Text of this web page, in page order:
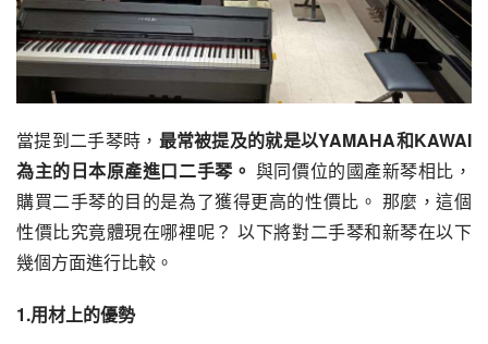
當提到二手琴時， 最常被提及的就是以YAMAHA和KAWAI
為主的日本原產進口二手琴。 與同價位的國產新琴相比，
購買二手琴的目的是為了獲得更高的性價比。 那麼，這個
性價比究竟體現在哪裡呢？ 以下將對二手琴和新琴在以下
幾個方面進行比較。
1.用材上的優勢